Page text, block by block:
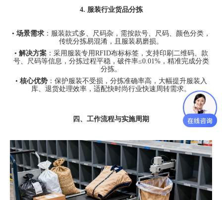
4. 服装行业货品分拣
• 场景需求：服装款式多、尺码杂，需按款号、尺码、颜色分类，
传统分拣易混淆，且服装易磨损。
• 解决方案：采用服装专用RFID布标标签，支持印刷二维码、款
号、尺码等信息，分拣过程平稳，破件率≤0.01%，精准完成分类
分拣。
• 核心优势：保护服装不受损，分拣准确率高，大幅提升服装入
库、退货处理效率，适配快时尚行业快速周转需求。
四、工作流程与实施周期